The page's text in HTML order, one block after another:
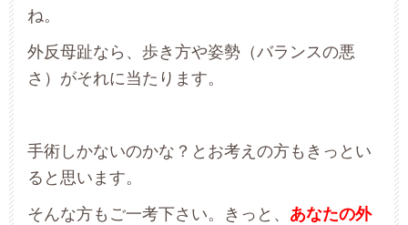
ね。
外反母趾なら、歩き方や姿勢（バランスの悪
さ）がそれに当たります。
手術しかないのかな？とお考えの方もきっとい
ると思います。
そんな方もご一考下さい。きっと、 あなたの外